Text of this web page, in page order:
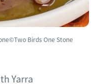
Birds One Stone
Yarra